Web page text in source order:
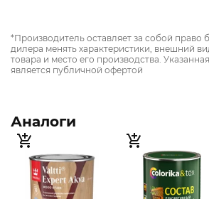
*Производитель оставляет за собой право
дилера менять характеристики, внешний
товара и место его производства.
является публичной офертой
Аналоги